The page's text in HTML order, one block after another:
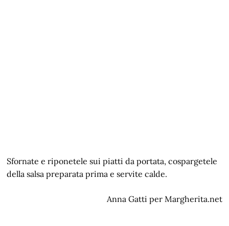
Sfornate e riponetele sui piatti da portata, cospargetele
della salsa preparata prima e servite calde.
Anna Gatti per Margherita.net